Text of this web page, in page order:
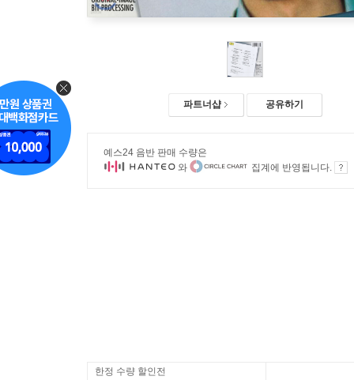
파트너샵 공유하기
예스24 음반 판매 수량은
와
집계에 반영됩니다.
한정 수량 할인전